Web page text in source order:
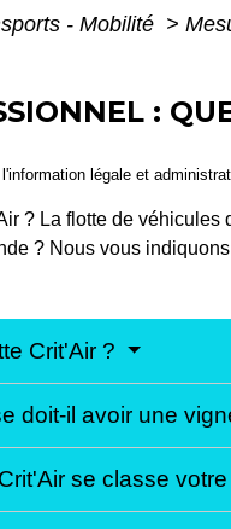
- Mobilité >
:
légale et
? La flotte de
? Nous vous
Crit'Air ?
doit-il avoir une
se classe